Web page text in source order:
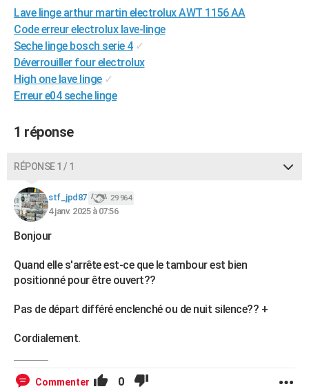
BONS PLANS
CARTE DE VOEUX
Carte de Noël
Carte Bonne année
Carte Saint-Valentin
Carte Pâques
Carte d'anniversaire
DICTIONNAIRE
Dictionnaire
Biographies
Citations
Expressions
Proverbes
PROGRAMME TV
COPAINS D'AVANT
Bricolage
Lifestyle
Culture
Sport
Auto
Television
Voyage
Cinema
Lave linge arthur martin electrolux AWT 1156 AA
Code erreur electrolux lave-linge
Seche linge bosch serie 4 ✓
Déverrouiller four electrolux
High one lave linge ✓
Erreur e04 seche linge
1 réponse
RÉPONSE 1 / 1
stf_jpd87 29 964
4 janv. 2025 à 07:56
Bonjour
Quand elle s'arrête est-ce que le tambour est bien
positionné pour être ouvert??
Pas de départ différé enclenché ou de nuit silence?? +
Cordialement.
Commenter 0